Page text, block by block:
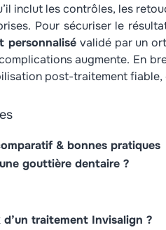
inclut les contrôles, les
Pour sécuriser le
personnalisé validé par un
augmente. En
post-traitement fiable,
& bonnes pratiques
gouttière dentaire ?
traitement Invisalign ?